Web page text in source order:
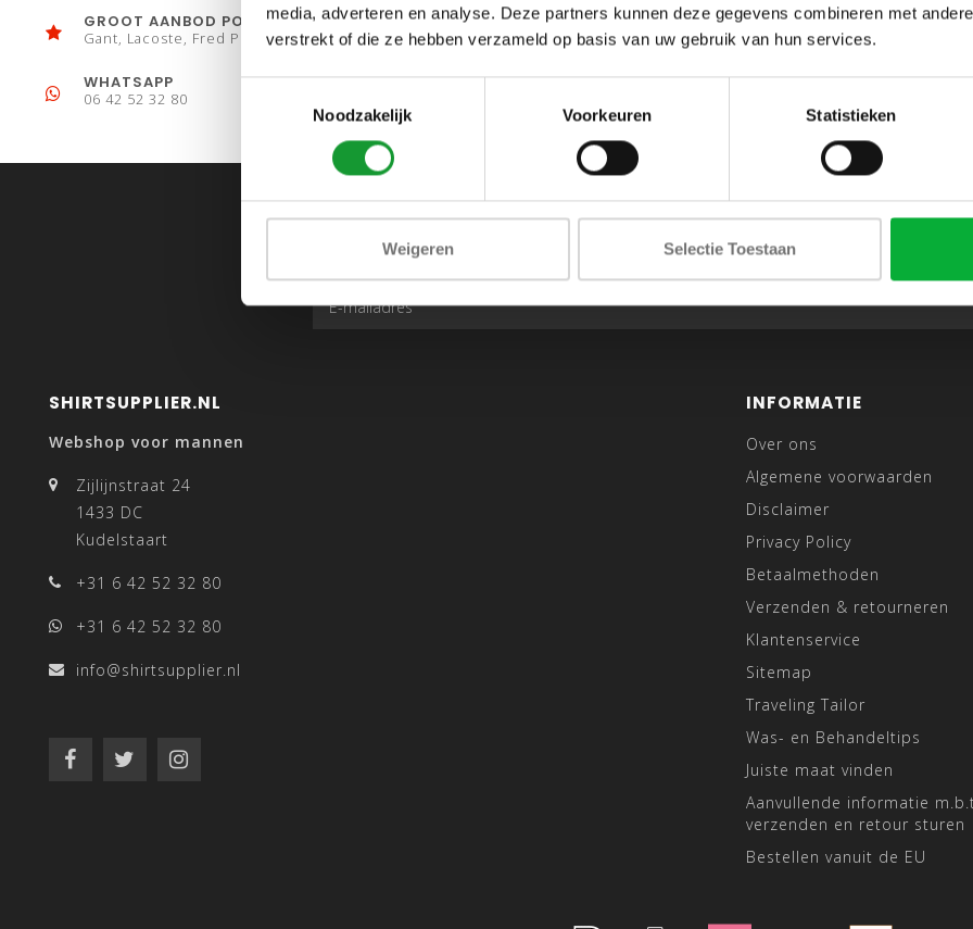
media, adverteren en analyse. Deze partners kunnen deze gegevens combineren met
verstrekt of die ze hebben verzameld op basis van uw gebruik van hun services.
Noodzakelijk
Voorkeuren Statistieken
Weigeren Selectie Toestaan
GROOT AANBOD POLO´S
Gant, Lacoste, Fred Perry
WHATSAPP
06 42 52 32 80
SHIRTSUPPLIER.NL
Webshop voor mannen
Zijlijnstraat 24
1433 DC
Kudelstaart
+31 6 42 52 32 80
+31 6 42 52 32 80
info@shirtsupplier.nl
INFORMATIE
Over ons
Algemene voorwaarden
Disclaimer
Privacy Policy
Betaalmethoden
Verzenden & retourneren
Klantenservice
Sitemap
Traveling Tailor
Was- en Behandeltips
Juiste maat vinden
Aanvullende informatie
verzenden en retour sturen
Bestellen vanuit de EU